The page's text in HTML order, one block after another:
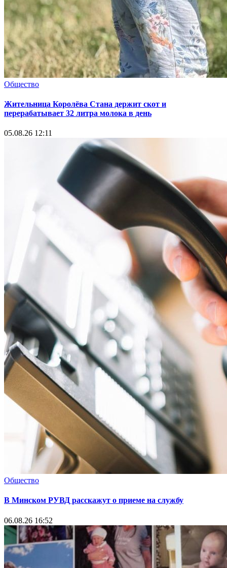
Общество
Жительница Королёва Стана держит скот и
перерабатывает 32 литра молока в день
05.08.26 12:11
Общество
В Минском РУВД расскажут о приеме на службу
06.08.26 16:52